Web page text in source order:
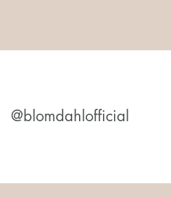
@blomdahlofficial